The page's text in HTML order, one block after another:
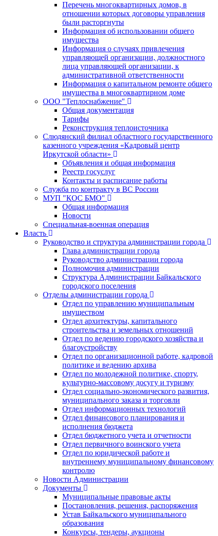
Перечень многоквартирных домов, в
отношении которых договоры управления
были расторгнуты
Информация об использовании общего
имущества
Информация о случаях привлечения
управляющей организации, должностного
лица управляющей организации, к
административной ответственности
Информация о капитальном ремонте общего
имущества в многоквартирном доме
ООО "Теплоснабжение"
Общая документация
Тарифы
Реконструкция теплоисточника
Слюдянский филиал областного государственного
казенного учреждения «Кадровый центр
Иркутской области»
Объявления и общая информация
Реестр госуслуг
Контакты и расписание работы
Служба по контракту в ВС России
МУП "КОС БМО"
Общая информация
Новости
Специальная-военная операция
Власть
Руководство и структура администрации города
Глава администрации города
Руководство администрации города
Полномочия администрации
Структура Администрации Байкальского
городского поселения
Отделы администрации города
Отдел по управлению муниципальным
имуществом
Отдел архитектуры, капитального
строительства и земельных отношений
Отдел по ведению городского хозяйства и
благоустройству
Отдел по организационной работе, кадровой
политике и ведению архива
Отдел по молодежной политике, спорту,
культурно-массовому досугу и туризму
Отдел социально-экономического развития,
муниципального заказа и торговли
Отдел информационных технологий
Отдел финансового планирования и
исполнения бюджета
Отдел бюджетного учета и отчетности
Отдел первичного воинского учета
Отдел по юридической работе и
внутреннему муниципальному финансовому
контролю
Новости Администрации
Документы
Муниципальные правовые акты
Постановления, решения, распоряжения
Устав Байкальского муниципального
образования
Конкурсы, тендеры, аукционы